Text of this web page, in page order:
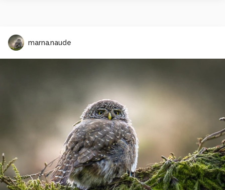
marna.naude